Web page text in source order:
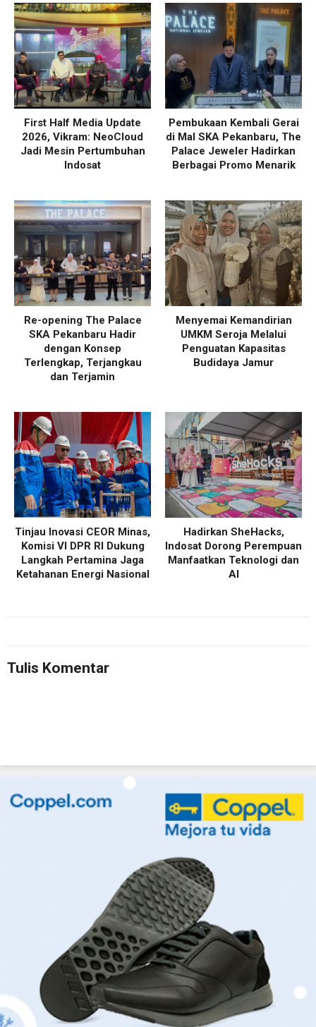
First Half Media Update
2026, Vikram: NeoCloud
Jadi Mesin Pertumbuhan
Indosat
Pembukaan Kembali Gerai
di Mal SKA Pekanbaru, The
Palace Jeweler Hadirkan
Berbagai Promo Menarik
Re-opening The Palace
SKA Pekanbaru Hadir
dengan Konsep
Terlengkap, Terjangkau
dan Terjamin
Menyemai Kemandirian
UMKM Seroja Melalui
Penguatan Kapasitas
Budidaya Jamur
Tinjau Inovasi CEOR Minas,
Komisi VI DPR RI Dukung
Langkah Pertamina Jaga
Ketahanan Energi Nasional
Hadirkan SheHacks,
Indosat Dorong Perempuan
Manfaatkan Teknologi dan
AI
Tulis Komentar